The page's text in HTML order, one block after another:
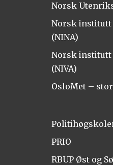
Norsk
Norsk
(NINA)
Norsk
(NIVA)
OsloMet –
PRIO
RBUP Øst og